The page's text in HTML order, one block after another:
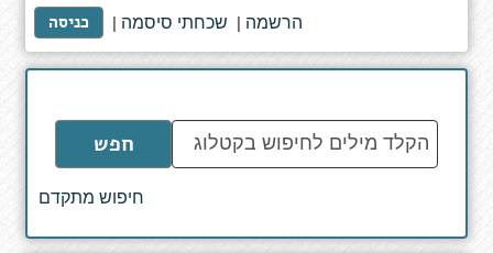
כניסה | שכחתי סיסמה | הרשמה
הקלד
מילים
לחיפוש
חפש
חיפוש מתקדם